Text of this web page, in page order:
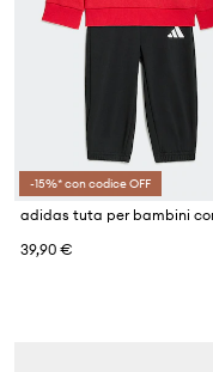
-15%* con codice OFF
39,90 €